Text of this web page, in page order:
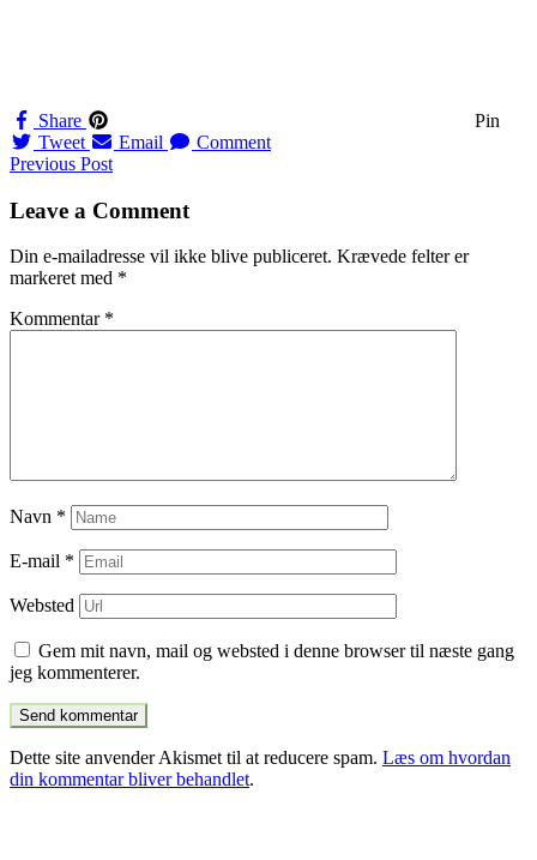
Share
Pin
Tweet
Email Comment
Navigation
til
Previous Post
Leave a Comment
Din e-mailadresse vil ikke blive publiceret. Krævede felter er
markeret med *
Kommentar *
Navn *
E-mail *
Websted
Gem mit navn, mail og websted i denne browser til næste gang
jeg kommenterer.
Dette site anvender Akismet til at reducere spam. Læs om hvordan
din kommentar bliver behandlet.